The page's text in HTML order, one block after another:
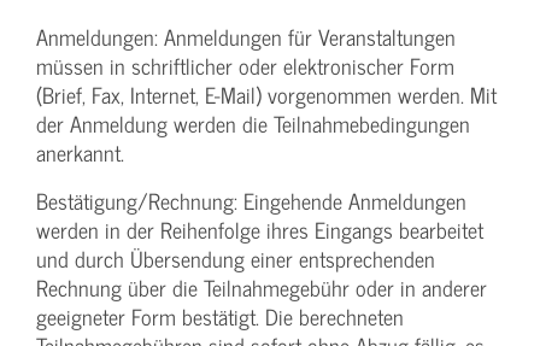
Anmeldungen: Anmeldungen für Veranstaltungen
müssen in schriftlicher oder elektronischer Form
(Brief, Fax, Internet, E-Mail) vorgenommen werden. Mit
der Anmeldung werden die Teilnahme­bedingungen
anerkannt.
Bestätigung­/Rechnung: Eingehende Anmeldungen
werden in der Reihenfolge ihres Eingangs bearbeitet
und durch Übersendung einer entsprechenden
Rechnung über die Teilnahmegebühr oder in anderer
geeigneter Form bestätigt. Die berechneten